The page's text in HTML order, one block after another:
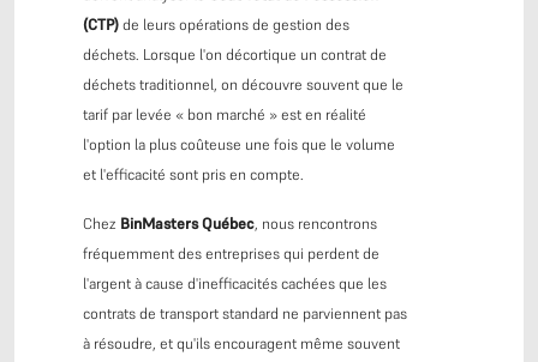
(CTP)de leurs opérations de gestion des
déchets. Lorsque l'on décortique un contrat de
déchets traditionnel, on découvre souvent que le
tarif par levée « bon marché » est en réalité
l'option la plus coûteuse une fois que le volume
et l'efficacité sont pris en compte.
Chez BinMasters Québec, nous rencontrons
fréquemment des entreprises qui perdent de
l'argent à cause d'inefficacités cachées que les
contrats de transport standard ne parviennent pas
à résoudre, et qu'ils encouragent même souvent